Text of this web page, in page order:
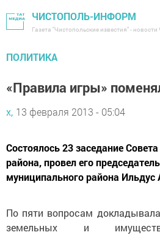
ЧИСТОПОЛЬ-ИНФОРМ
Газета "Чистопольские известия" -
ПОЛИТИКА
«Правила игры»
х, 13 февраля 2013 - 05:04
Состоялось 23 заседание
района, провел его
муниципального района Ильдус
По пяти вопросам
земельных и